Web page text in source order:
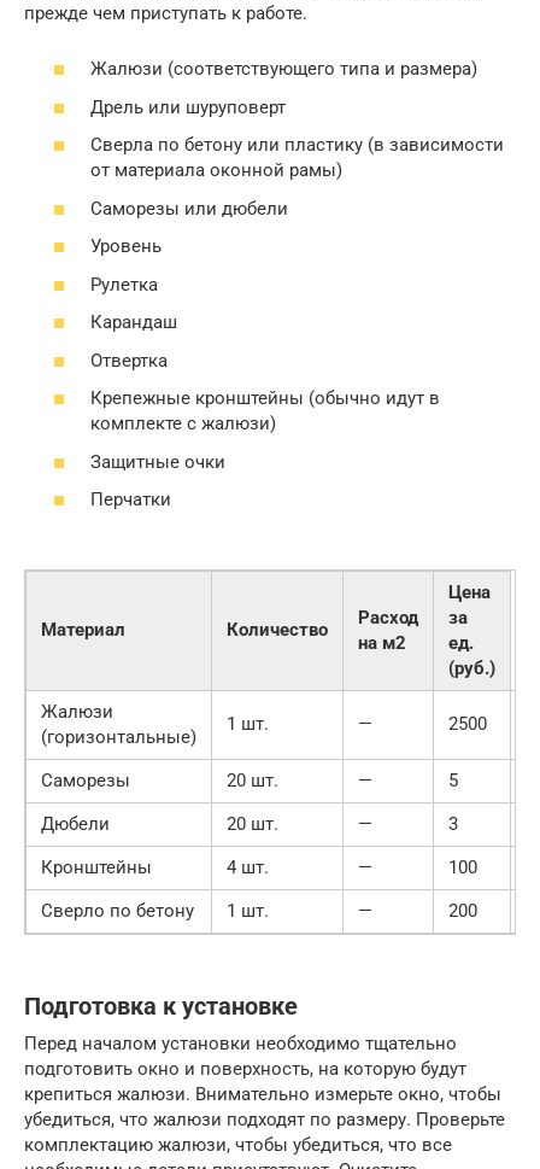
прежде чем приступать к работе.
Жалюзи (соответствующего типа и размера)
Дрель или шуруповерт
Сверла по бетону или пластику (в зависимости
от материала оконной рамы)
Саморезы или дюбели
Уровень
Рулетка
Карандаш
Отвертка
Крепежные кронштейны (обычно идут в
комплекте с жалюзи)
Защитные очки
Перчатки
Материал Количество
Расход
на м2
Цена
за
ед.
(руб.)
Жалюзи
(горизонтальные)
1 шт. — 2500
Саморезы 20 шт. — 5
Дюбели
20 шт. — 3
Кронштейны
4 шт. — 100
Сверло по бетону
1 шт. — 200
Подготовка к установке
Перед началом установки необходимо тщательно
подготовить окно и поверхность, на которую будут
крепиться жалюзи. Внимательно измерьте окно, чтобы
убедиться, что жалюзи подходят по размеру. Проверьте
комплектацию жалюзи, чтобы убедиться, что все